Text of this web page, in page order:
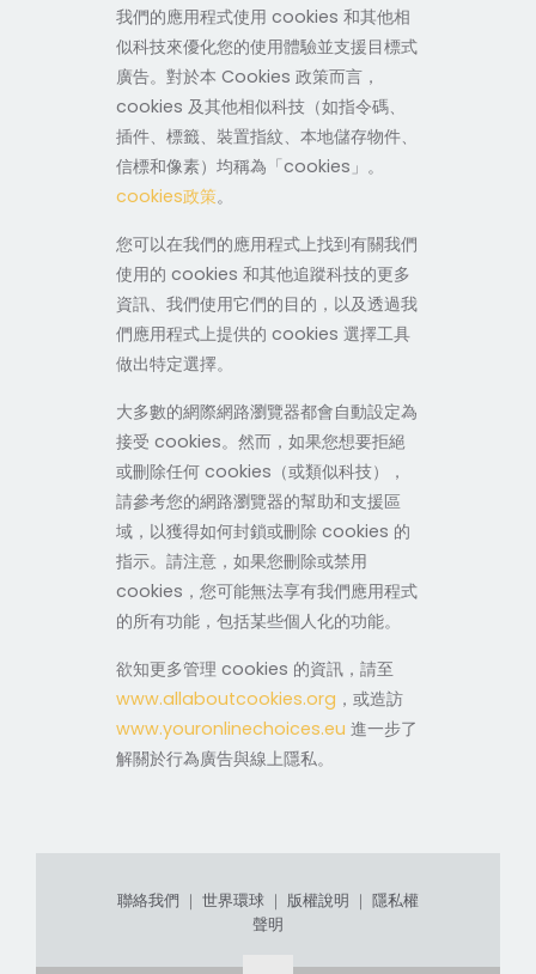
我們的應用程式使用 cookies 和其他相
似科技來優化您的使用體驗並支援目標式
廣告。對於本 Cookies 政策而言，
cookies 及其他相似科技（如指令碼、
插件、標籤、裝置指紋、本地儲存物件、
信標和像素）均稱為「cookies」。
cookies政策。
您可以在我們的應用程式上找到有關我們
使用的 cookies 和其他追蹤科技的更多
資訊、我們使用它們的目的，以及透過我
們應用程式上提供的 cookies 選擇工具
做出特定選擇。
大多數的網際網路瀏覽器都會自動設定為
接受 cookies。然而，如果您想要拒絕
或刪除任何 cookies（或類似科技），
請參考您的網路瀏覽器的幫助和支援區
域，以獲得如何封鎖或刪除 cookies 的
指示。請注意，如果您刪除或禁用
cookies，您可能無法享有我們應用程式
的所有功能，包括某些個人化的功能。
欲知更多管理 cookies 的資訊，請至
www.allaboutcookies.org ，或造訪
www.youronlinechoices.eu 進一步了
解關於行為廣告與線上隱私。
聯絡我們 ｜ 世界環球 ｜ 版權說明 ｜ 隱私權
聲明